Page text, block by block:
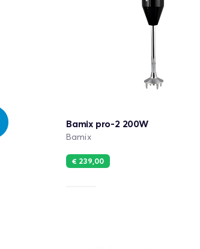
Bamix pro-2 200W
Bamix
€ 239,00